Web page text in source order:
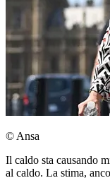
© Ansa
Il caldo sta causando
al caldo. La stima,